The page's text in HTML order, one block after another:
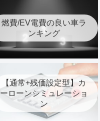
燃費/EV電費の良い車ラ
ンキング
【通常+残価設定型】カ
ーローンシミュレーショ
ン